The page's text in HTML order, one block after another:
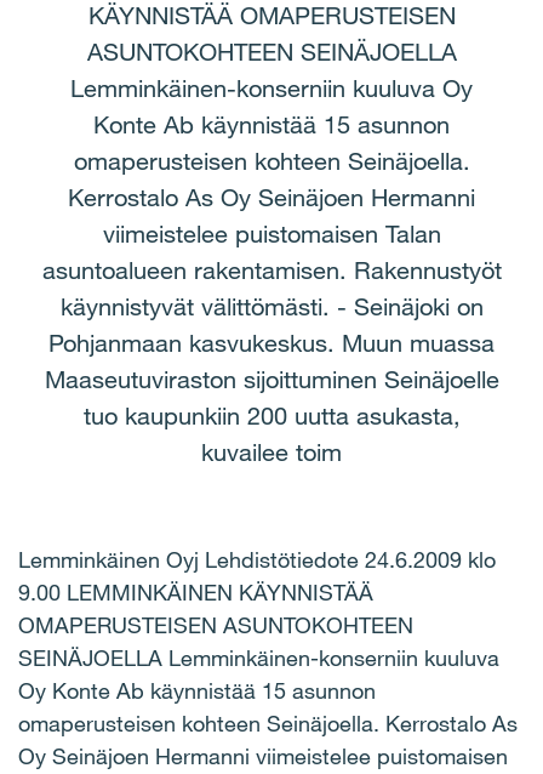
KÄYNNISTÄÄ OMAPERUSTEISEN
ASUNTOKOHTEEN SEINÄJOELLA
Lemminkäinen-konserniin kuuluva Oy
Konte Ab käynnistää 15 asunnon
omaperusteisen kohteen Seinäjoella.
Kerrostalo As Oy Seinäjoen Hermanni
viimeistelee puistomaisen Talan
asuntoalueen rakentamisen. Rakennustyöt
käynnistyvät välittömästi. - Seinäjoki on
Pohjanmaan kasvukeskus. Muun muassa
Maaseutuviraston sijoittuminen Seinäjoelle
tuo kaupunkiin 200 uutta asukasta,
kuvailee toim
Lemminkäinen Oyj Lehdistötiedote 24.6.2009 klo
9.00 LEMMINKÄINEN KÄYNNISTÄÄ
OMAPERUSTEISEN ASUNTOKOHTEEN
SEINÄJOELLA Lemminkäinen-konserniin kuuluva
Oy Konte Ab käynnistää 15 asunnon
omaperusteisen kohteen Seinäjoella. Kerrostalo As
Oy Seinäjoen Hermanni viimeistelee puistomaisen